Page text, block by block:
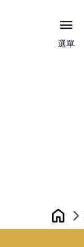
選單
Home